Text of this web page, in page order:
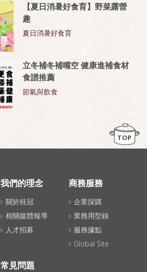
【夏日消暑好食育】野菜露營
趣
夏日消暑好食育
立冬補冬補嘴空 健康進補食材
食譜推薦
節氣與飲食
TOP
我們的理念
關於桂冠
相關媒體報導
人才招募
商務服務
企業採購
業務用型錄
服務據點
Global Site
常見問題